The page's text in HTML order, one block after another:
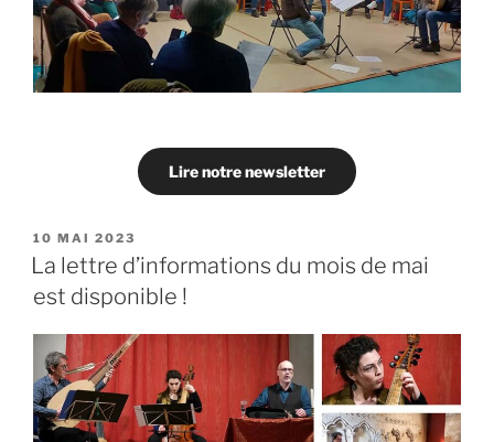
Lire notre newsletter
PUBLIÉ
LE
10 MAI 2023
La lettre d’informations du mois de mai
est disponible !